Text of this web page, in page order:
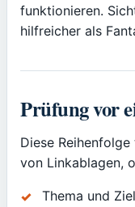
funktionieren.
hilfreicher als
Prüfung vor
Diese
von Linkablagen,
Thema und